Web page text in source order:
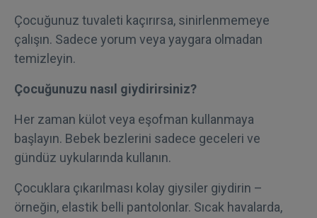
Çocuğunuz tuvaleti kaçırırsa, sinirlenmemeye
çalışın. Sadece yorum veya yaygara olmadan
temizleyin.
Çocuğunuzu nasıl giydirirsiniz?
Her zaman külot veya eşofman kullanmaya
başlayın. Bebek bezlerini sadece geceleri ve
gündüz uykularında kullanın.
Çocuklara çıkarılması kolay giysiler giydirin –
örneğin, elastik belli pantolonlar. Sıcak havalarda,